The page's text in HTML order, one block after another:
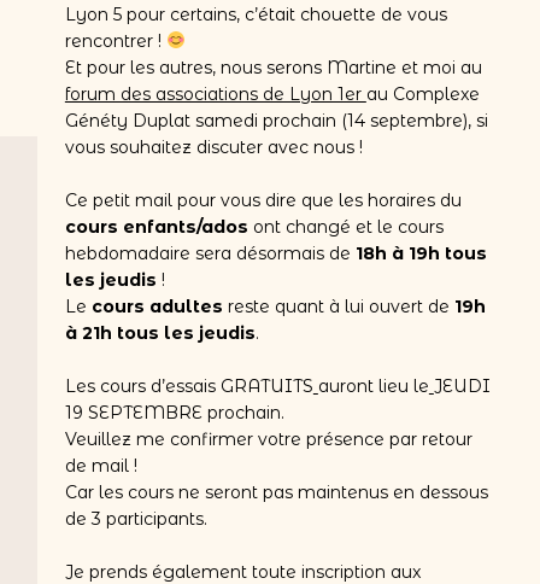
Lyon 5 pour certains, c’était chouette de vous
rencontrer !
Et pour les autres, nous serons Martine et moi au
forum des associations de Lyon 1er au Complexe
Généty Duplat samedi prochain (14 septembre), si
vous souhaitez discuter avec nous !
Ce petit mail pour vous dire que les horaires du
cours enfants/ados ont changé et le cours
hebdomadaire sera désormais de 18h à 19h tous
les jeudis !
Le cours adultes reste quant à lui ouvert de 19h
à 21h tous les jeudis.
Les cours d’essais GRATUITS auront lieu le JEUDI
19 SEPTEMBRE prochain.
Veuillez me confirmer votre présence par retour
de mail !
Car les cours ne seront pas maintenus en dessous
de 3 participants.
Je prends également toute inscription aux